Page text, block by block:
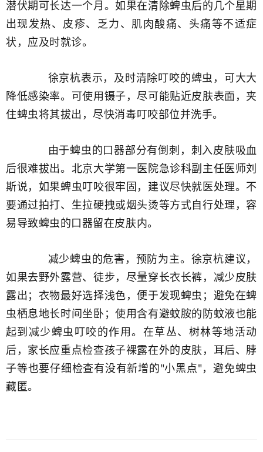
潜伏期可长达一个月。如果在清除蜱虫后的几个星期
出现发热、皮疹、乏力、肌肉酸痛、头痛等不适症
状，应及时就诊。
徐京杭表示，及时清除叮咬的蜱虫，可大大
降低感染率。可使用镊子，尽可能贴近皮肤表面，夹
住蜱虫将其拔出，尽快消毒叮咬部位并洗手。
由于蜱虫的口器部分有倒刺，刺入皮肤吸血
后很难拔出。北京大学第一医院急诊科副主任医师刘
斯说，如果蜱虫叮咬很牢固，建议尽快就医处理。不
要通过拍打、生拉硬拽或烟头烫等方式自行处理，容
易导致蜱虫的口器留在皮肤内。
减少蜱虫的危害，预防为主。徐京杭建议，
如果去野外露营、徒步，尽量穿长衣长裤，减少皮肤
露出；衣物最好选择浅色，便于发现蜱虫；避免在蜱
虫栖息地长时间坐卧；使用含有避蚊胺的防蚊液也能
起到减少蜱虫叮咬的作用。在草丛、树林等地活动
后，家长应重点检查孩子裸露在外的皮肤，耳后、脖
子等也要仔细检查有没有新增的"小黑点"，避免蜱虫
藏匿。